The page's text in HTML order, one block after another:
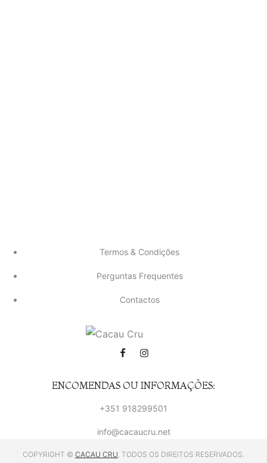
Termos & Condições
Perguntas Frequentes
Contactos
ENCOMENDAS OU INFORMAÇÕES:
+351 918299501
info@cacaucru.net
COPYRIGHT © CACAU CRU . TODOS OS DIREITOS RESERVADOS.